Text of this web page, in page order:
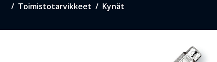
Toimistotarvikkeet Kynät